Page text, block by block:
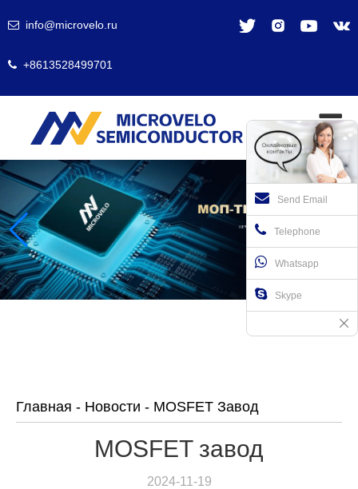
info@microvelo.ru
+8613528499701
Главная - Новости - MOSFET Завод
MOSFET завод
2024-11-19
Send Email
Telephone
Whatsapp
Skype